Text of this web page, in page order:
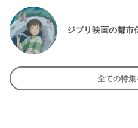
ジブリ映画の都市
全ての特集